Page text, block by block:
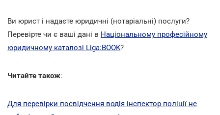
Ви юрист і надаєте юридичні (нотаріальні) послуги?
Перевірте чи є ваші дані в Національному професійному
юридичному каталозі Liga:BOOK?
Читайте також:
Для перевірки посвідчення водія інспектор поліції не